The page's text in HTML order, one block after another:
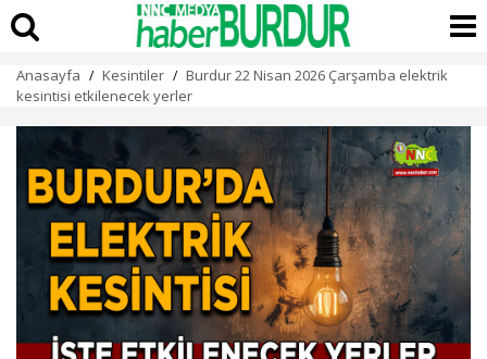
Anasayfa / Kesintiler / Burdur 22 Nisan 2026 Çarşamba elektrik
kesintisi etkilenecek yerler